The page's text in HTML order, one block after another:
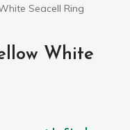
Seacell Ring
White